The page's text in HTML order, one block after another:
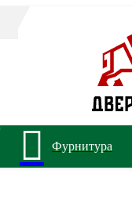
Фурнитура